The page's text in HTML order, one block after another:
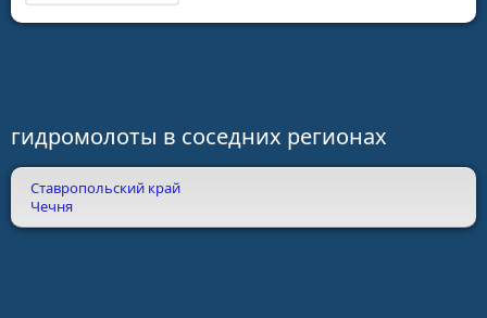
гидромолоты в соседних регионах
Ставропольский край
Чечня